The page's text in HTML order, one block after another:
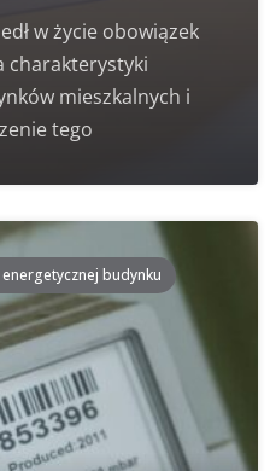
w życie obowiązek
charakterystyki
mieszkalnych i
tego
budynku